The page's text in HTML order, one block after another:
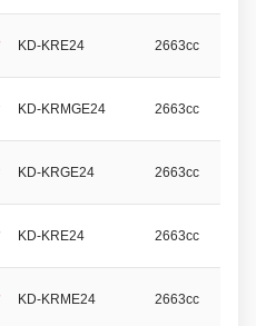
KD-KRE24 2663cc
KD-KRMGE24 2663cc
KD-KRGE24 2663cc
KD-KRE24 2663cc
KD-KRME24 2663cc